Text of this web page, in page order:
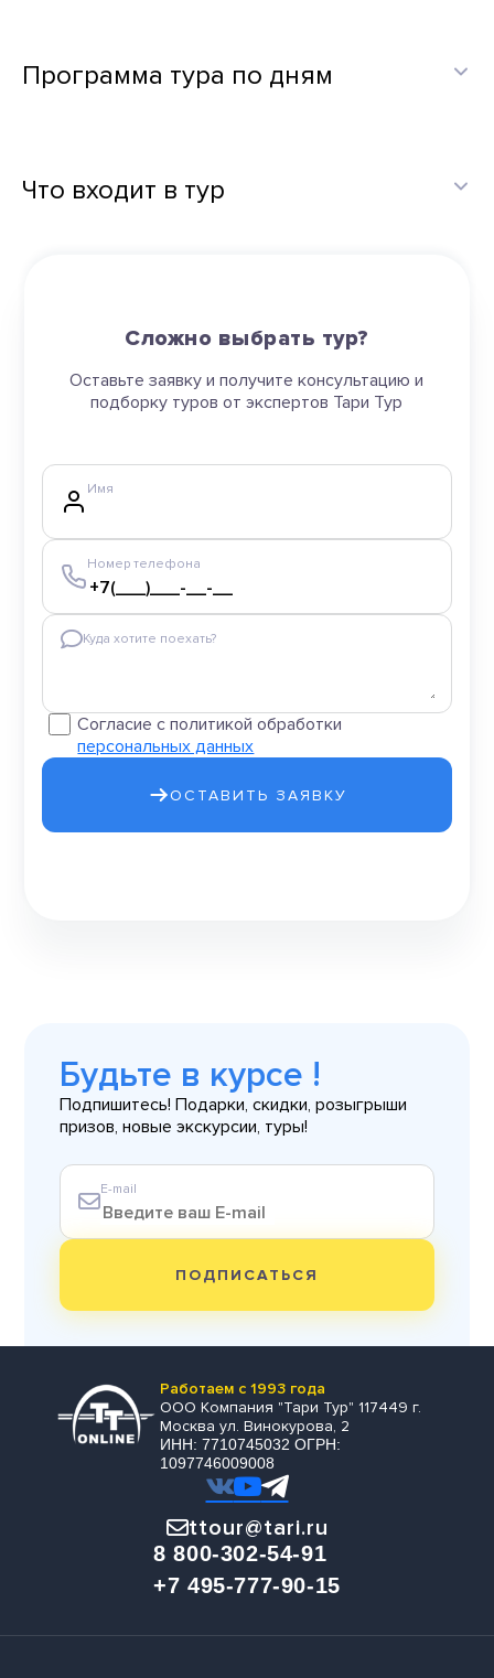
Программа тура по дням
Что входит в тур
Сложно выбрать тур?
Оставьте заявку и получите консультацию и
подборку туров от экспертов Тари Тур
Имя
Номер телефона
Куда хотите поехать?
Согласие с политикой обработки
персональных данных
ОСТАВИТЬ ЗАЯВКУ
Будьте в курсе !
Подпишитесь! Подарки, скидки, розыгрыши
призов, новые экскурсии, туры!
E-mail
ПОДПИСАТЬСЯ
Работаем с 1993 года
ООО Компания "Тари Тур" 117449 г.
Москва ул. Винокурова, 2
ИНН: 7710745032 ОГРН:
1097746009008
ttour@tari.ru
8 800-302-54-91
+7 495-777-90-15